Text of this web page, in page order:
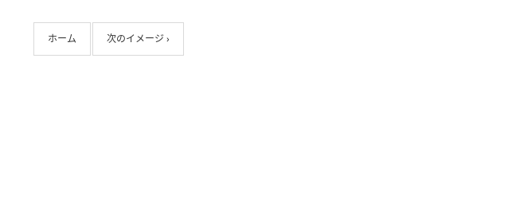
ホーム 次のイメージ ›